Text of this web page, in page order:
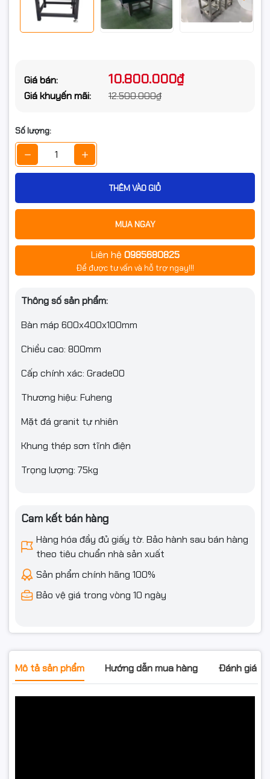
Giá bán: 10.800.000₫
Giá khuyến mãi: 12.500.000₫
Số lượng:
THÊM VÀO GIỎ
MUA NGAY
Liên hệ 0985680825
Để được tư vấn và hỗ trợ ngay!!!
Thông số sản phẩm:
Bàn máp 600x400x100mm
Chiều cao: 800mm
Cấp chính xác: Grade00
Thương hiệu: Fuheng
Mặt đá granit tự nhiên
Khung thép sơn tĩnh điện
Trọng lượng: 75kg
Cam kết bán hàng
Hàng hóa đầy đủ giấy tờ. Bảo hành sau bán hàng
theo tiêu chuẩn nhà sản xuất
Sản phẩm chính hãng 100%
Bảo vệ giá trong vòng 10 ngày
Mô tả sản phẩm Hướng dẫn mua hàng Đánh giá